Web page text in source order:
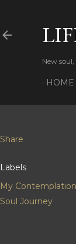
New
HOME
Share
Labels
My
Soul Journey